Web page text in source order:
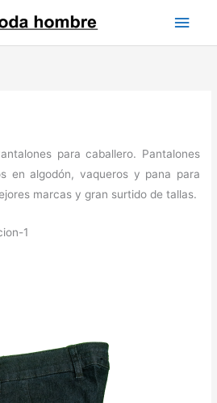
para caballero. Pantalones
en algodón, vaqueros y pana para
marcas y gran surtido de tallas.